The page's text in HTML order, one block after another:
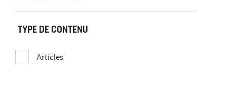
TYPE DE CONTENU
Articles